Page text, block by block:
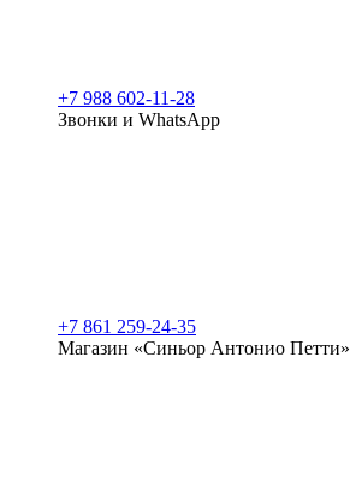
+7 988 602-11-28
Звонки и WhatsApp
+7 861 259-24-35
Магазин «Синьор Антонио Петти»